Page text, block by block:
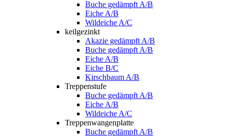
Buche gedämpft A/B
Eiche A/B
Wildeiche A/C
keilgezinkt
Akazie gedämpft A/B
Buche gedämpft A/B
Eiche A/B
Eiche B/C
Kirschbaum A/B
Treppenstufe
Buche gedämpft A/B
Eiche A/B
Wildeiche A/C
Treppenwangenplatte
Buche gedämpft A/B